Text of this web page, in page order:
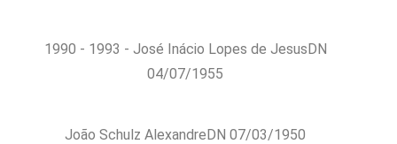
1990 - 1993 - José Inácio Lopes de JesusDN
04/07/1955
João Schulz AlexandreDN 07/03/1950